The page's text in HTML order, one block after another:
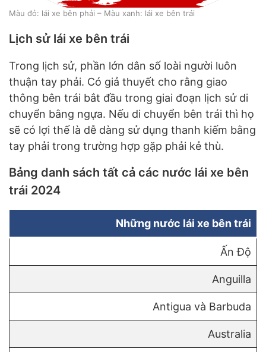
Màu đỏ: lái xe bên phải – Màu xanh: lái xe bên trái
Lịch sử lái xe bên trái
Trong lịch sử, phần lớn dân số loài người luôn
thuận tay phải. Có giả thuyết cho rằng giao
thông bên trái bắt đầu trong giai đoạn lịch sử di
chuyển bằng ngựa. Nếu di chuyển bên trái thì họ
sẽ có lợi thế là dễ dàng sử dụng thanh kiếm bằng
tay phải trong trường hợp gặp phải kẻ thù.
Bảng danh sách tất cả các nước lái xe bên
trái 2024
Những nước lái xe bên trái
Ấn Độ
Anguilla
Antigua và Barbuda
Australia